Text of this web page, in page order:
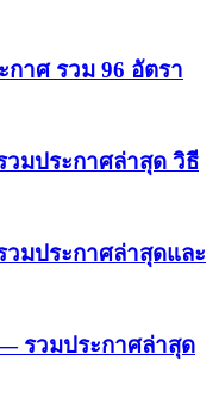
กาศ รวม 96 อัตรา
วมประกาศล่าสุด วิธี
วมประกาศล่าสุดและ
รวมประกาศล่าสุด